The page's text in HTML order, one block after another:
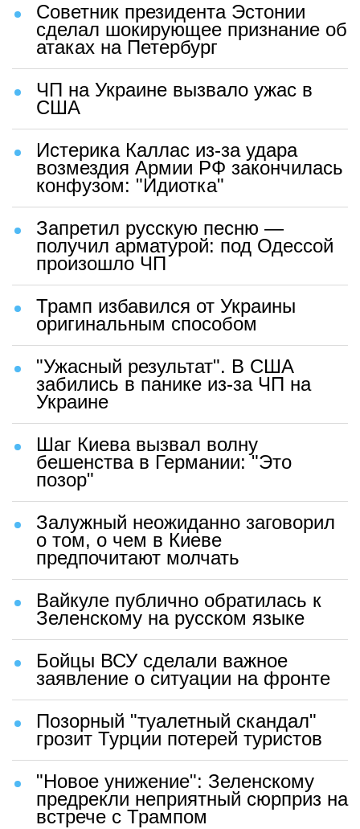
Советник президента Эстонии
сделал шокирующее признание об
атаках на Петербург
ЧП на Украине вызвало ужас в
США
Истерика Каллас из-за удара
возмездия Армии РФ закончилась
конфузом: "Идиотка"
Запретил русскую песню —
получил арматурой: под Одессой
произошло ЧП
Трамп избавился от Украины
оригинальным способом
"Ужасный результат". В США
забились в панике из-за ЧП на
Украине
Шаг Киева вызвал волну
бешенства в Германии: "Это
позор"
Залужный неожиданно заговорил
о том, о чем в Киеве
предпочитают молчать
Вайкуле публично обратилась к
Зеленскому на русском языке
Бойцы ВСУ сделали важное
заявление о ситуации на фронте
Позорный "туалетный скандал"
грозит Турции потерей туристов
"Новое унижение": Зеленскому
предрекли неприятный сюрприз на
встрече с Трампом